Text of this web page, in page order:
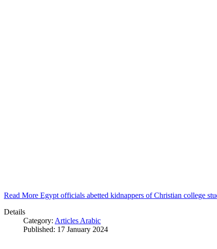
Read More Egypt officials abetted kidnappers of Christian college
Details
Category: Articles Arabic
Published: 17 January 2024